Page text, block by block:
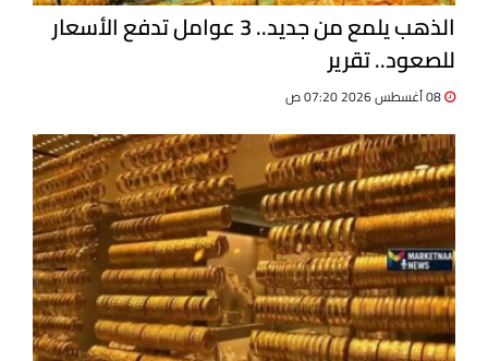
الذهب يلمع من جديد.. 3 عوامل تدفع الأسعار
للصعود.. تقرير